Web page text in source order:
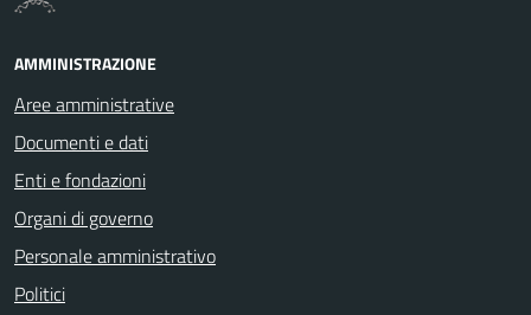
AMMINISTRAZIONE
Aree amministrative
Documenti e dati
Enti e fondazioni
Organi di governo
Personale amministrativo
Politici